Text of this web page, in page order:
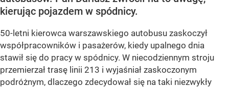
kierując pojazdem w spódnicy.
50-letni kierowca warszawskiego autobusu zaskoczył
współpracowników i pasażerów, kiedy upalnego dnia
stawił się do pracy w spódnicy. W niecodziennym stroju
przemierzał trasę linii 213 i wyjaśniał zaskoczonym
podróżnym, dlaczego zdecydował się na taki niezwykły